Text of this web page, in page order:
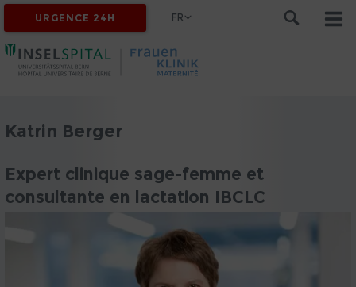
URGENCE 24H FR
Katrin Berger
Expert clinique sage-femme et
consultante en lactation IBCLC